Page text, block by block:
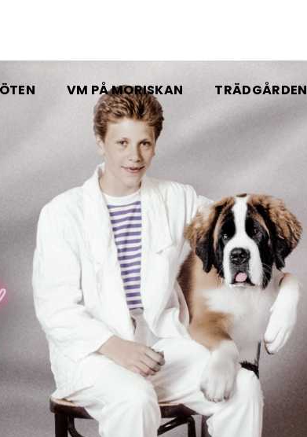
VM PÅ MORISKAN TRÄDGÅRDEN